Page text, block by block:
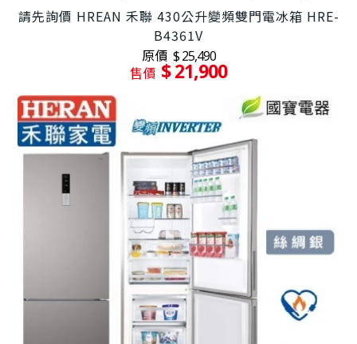
請先詢價 HREAN 禾聯 430公升變頻雙門電冰箱 HRE-
B4361V
原價 $ 25,490
售價 $ 21,900